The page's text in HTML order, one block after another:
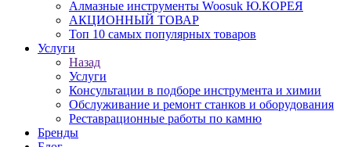
Алмазные инструменты Woosuk Ю.КОРЕЯ
АКЦИОННЫЙ ТОВАР
Топ 10 самых популярных товаров
Услуги
Назад
Услуги
Консультации в подборе инструмента и химии
Обслуживание и ремонт станков и оборудования
Реставрационные работы по камню
Бренды